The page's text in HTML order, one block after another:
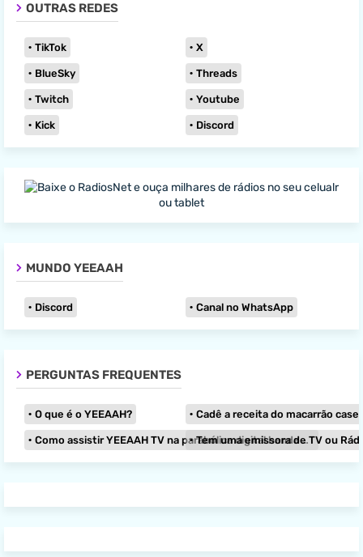
OUTRAS REDES
TikTok X
BlueSky Threads
Twitch Youtube
Kick Discord
MUNDO YEEAAH
Discord Canal no WhatsApp
PERGUNTAS FREQUENTES
O que é o YEEAAH? Cadê a receita do macarrão caseiro
Como assistir YEEAAH TV na parabólica digital banda KU?
Tem uma emissora de TV ou Rádio